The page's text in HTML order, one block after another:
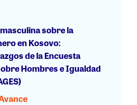
sobre la
en Kosovo:
de la Encuesta
Hombres e Igualdad